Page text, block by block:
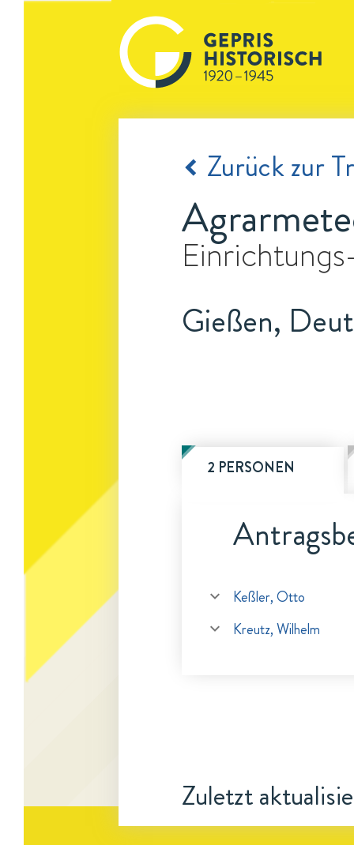
Zurück zur
Gießen,
2 PERSONEN
Keßler, Otto
Kreutz, Wilhelm
Zuletzt